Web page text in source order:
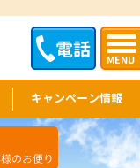
電話 MENU
キャンペーン情報
のお便り